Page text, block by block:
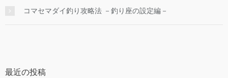
コマセマダイ釣り攻略法 －釣り座の設定編－
最近の投稿